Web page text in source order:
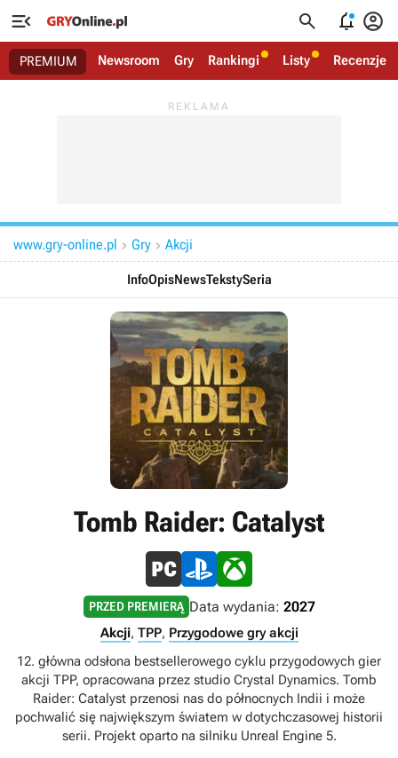
   
PREMIUM Newsroom Gry Rankingi Listy Recenzje
www.gry-online.pl  Gry  Akcji
InfoOpisNewsTekstySeria
Tomb Raider: Catalyst
PRZED PREMIERĄ Data wydania: 2027
Akcji, TPP, Przygodowe gry akcji
12. główna odsłona bestsellerowego cyklu przygodowych gier
akcji TPP, opracowana przez studio Crystal Dynamics. Tomb
Raider: Catalyst przenosi nas do północnych Indii i może
pochwalić się największym światem w dotychczasowej historii
serii. Projekt oparto na silniku Unreal Engine 5.